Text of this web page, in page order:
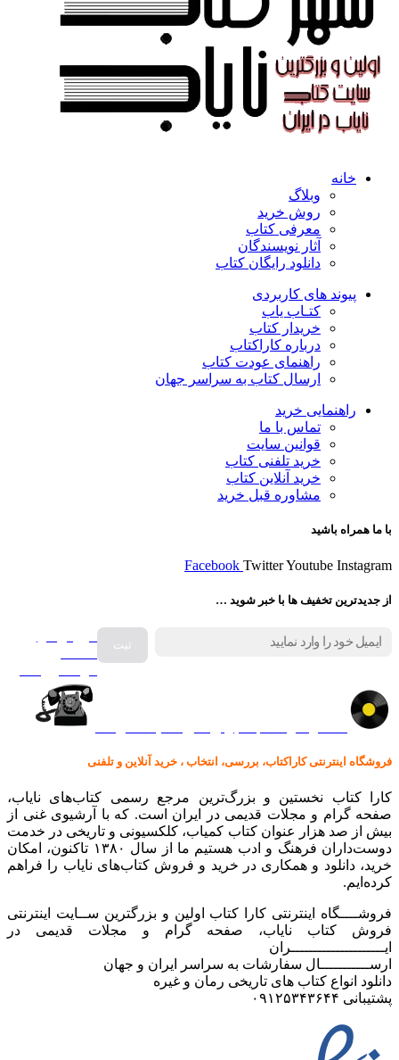
خانه
وبلاگ
روش خرید
معرفی کتاب
آثار نویسندگان
دانلود رایگان کتاب
پیوند های کاربردی
کتـاب یاب
خریدار کتاب
درباره کاراکتاب
راهنمای عودت کتاب
ارسال کتاب به سراسر جهان
راهنمایی خرید
تماس با ما
قوانین سایت
خرید تلفنی کتاب
خرید آنلاین کتاب
مشاوره قبل خرید
با ما همراه باشید
Facebook TwitterYoutube Instagram
از جدیدترین تخفیف ها با خبر شوید …
فروش انواع
فروشگاه اینترنتی کاراکتاب، بررسی، انتخاب ، خرید آنلاین و تلفنی
کارا کتاب نخستین و بزرگ‌ترین مرجع رسمی کتاب‌های نایاب،
صفحه گرام و مجلات قدیمی در ایران است. که با آرشیوی غنی از
بیش از صد هزار عنوان کتاب کمیاب، کلکسیونی و تاریخی در خدمت
دوست‌داران فرهنگ و ادب هستیم ما از سال ۱۳۸۰ تاکنون، امکان
خرید، دانلود و همکاری در خرید و فروش کتاب‌های نایاب را فراهم
کرده‌ایم.
فروشــــگاه اینترنتی کارا کتاب اولین و بزرگترین ســایت اینترنتی
فروش کتاب نایاب، صفحه گرام و مجلات قدیمی در
ایـــــــــــــــــــــران
ارســـــــــــال سفارشات به سراسر ایران و جهان
دانلود انواع کتاب های تاریخی رمان و غیره
پشتیبانی ۰۹۱۲۵۳۴۳۶۴۴